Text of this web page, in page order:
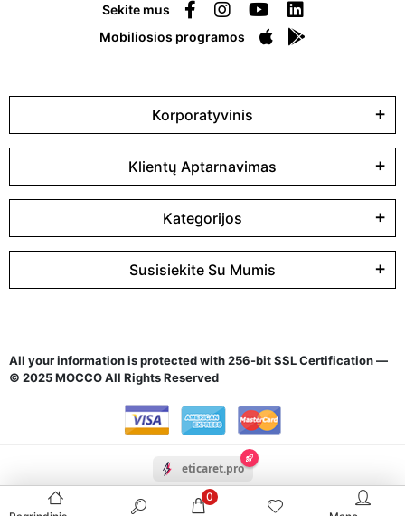
Sekite mus
Mobiliosios programos
Korporatyvinis
Klientų Aptarnavimas
Kategorijos
Susisiekite Su Mumis
All your information is protected with 256-bit SSL Certification —
© 2025 MOCCO All Rights Reserved
0
eticaret.pro